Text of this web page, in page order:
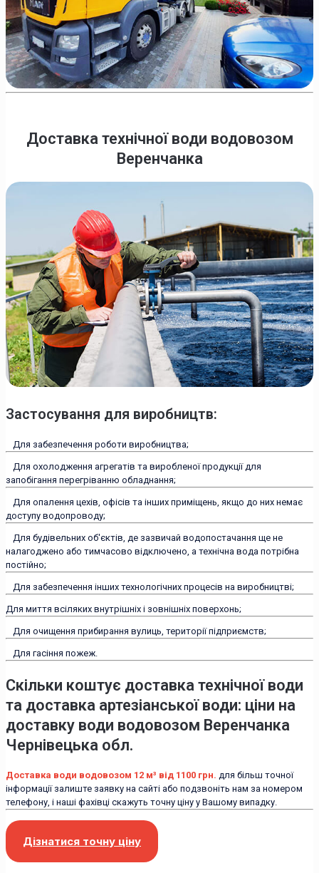
Доставка технічної води водовозом
Веренчанка
Застосування для виробництв:
Для забезпечення роботи виробництва;
Для охолодження агрегатів та виробленої продукції для
запобігання перегріванню обладнання;
Для опалення цехів, офісів та інших приміщень, якщо до них немає
доступу водопроводу;
Для будівельних об'єктів, де зазвичай водопостачання ще не
налагоджено або тимчасово відключено, а технічна вода потрібна
постійно;
Для забезпечення інших технологічних процесів на виробництві;
Для миття всіляких внутрішніх і зовнішніх поверхонь;
Для очищення прибирання вулиць, території підприємств;
Для гасіння пожеж.
Скільки коштує доставка технічної води
та доставка артезіанської води: ціни на
доставку води водовозом Веренчанка
Чернівецька обл.
Доставка води водовозом 12 м³ від 1100 грн. для більш точної
інформації залиште заявку на сайті або подзвоніть нам за номером
телефону, і наші фахівці скажуть точну ціну у Вашому випадку.
Дізнатися точну ціну